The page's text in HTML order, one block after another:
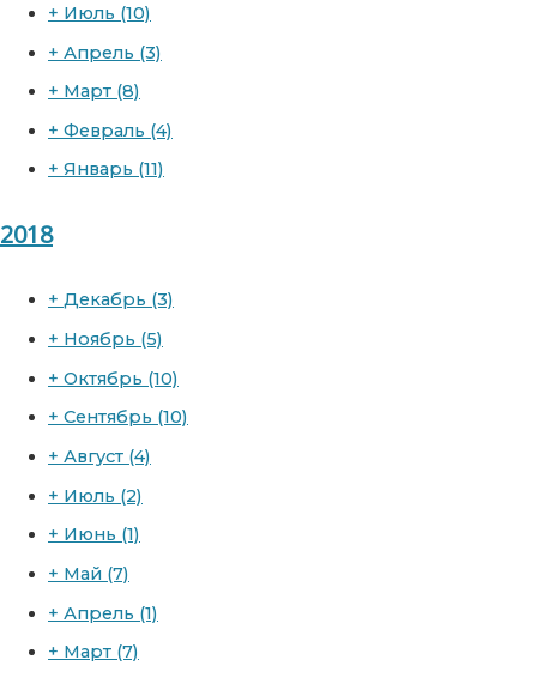
+ Июль (10)
+ Апрель (3)
+ Март (8)
+ Февраль (4)
+ Январь (11)
2018
+ Декабрь (3)
+ Ноябрь (5)
+ Октябрь (10)
+ Сентябрь (10)
+ Август (4)
+ Июль (2)
+ Июнь (1)
+ Май (7)
+ Апрель (1)
+ Март (7)